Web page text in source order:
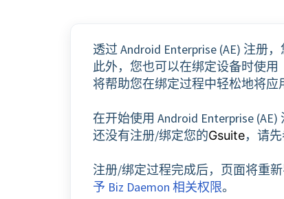
透过 Android Enterprise (AE) 注册
此外，您也可以在绑定设备时使用
将帮助您在绑定过程中轻松地将应
在开始使用 Android Enterprise
还没有注册/绑定您的Gsuite，请
注册/绑定过程完成后，页面将重
予 Biz Daemon 相关权限。